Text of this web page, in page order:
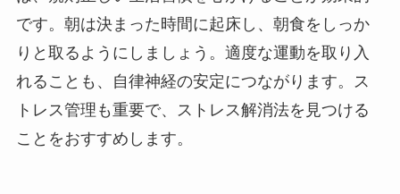
です。朝は決まった時間に起床し、朝食をしっか
りと取るようにしましょう。適度な運動を取り入
れることも、自律神経の安定につながります。ス
トレス管理も重要で、ストレス解消法を見つける
ことをおすすめします。